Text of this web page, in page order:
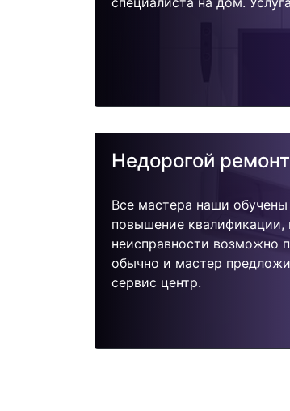
Недорогой ремонт
Все мастера наши
повышение квалификации,
неисправности возможно
обычно и мастер
сервис центр.